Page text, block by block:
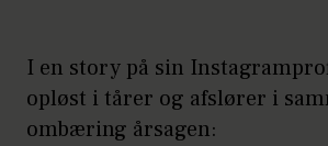
I en story på sin
opløst i tårer og afslører i
ombæring årsagen: